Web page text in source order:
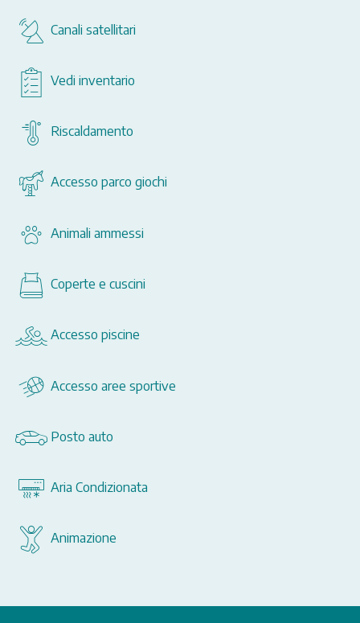
Canali satellitari
Vedi inventario
Riscaldamento
Accesso parco giochi
Animali ammessi
Coperte e cuscini
Accesso piscine
Accesso aree sportive
Posto auto
Aria Condizionata
Animazione